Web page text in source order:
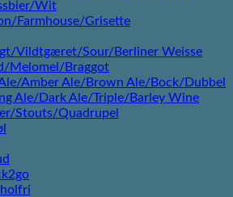
Wit
Farmhouse/Grisette
Vildtgæret/Sour/Berliner Weisse
Melomel/Braggot
Ale/Amber Ale/Brown Ale/Bock/Dubbel
Ale/Dark Ale/Triple/Barley Wine
Stouts/Quadrupel